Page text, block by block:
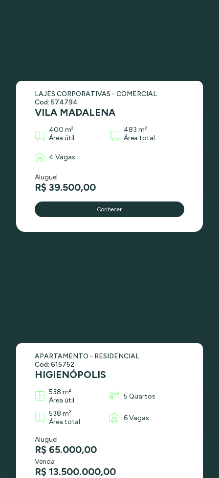
LAJES CORPORATIVAS - COMERCIAL
Cod: 574794
VILA MADALENA
400 m²
Área útil
483 m²
Área total
4 Vagas
Aluguel
R$ 39.500,00
Conhecer
APARTAMENTO - RESIDENCIAL
Cod: 615752
HIGIENÓPOLIS
538 m²
Área útil
5 Quartos
538 m²
Área total
6 Vagas
Aluguel
R$ 65.000,00
Venda
R$ 13.500.000,00